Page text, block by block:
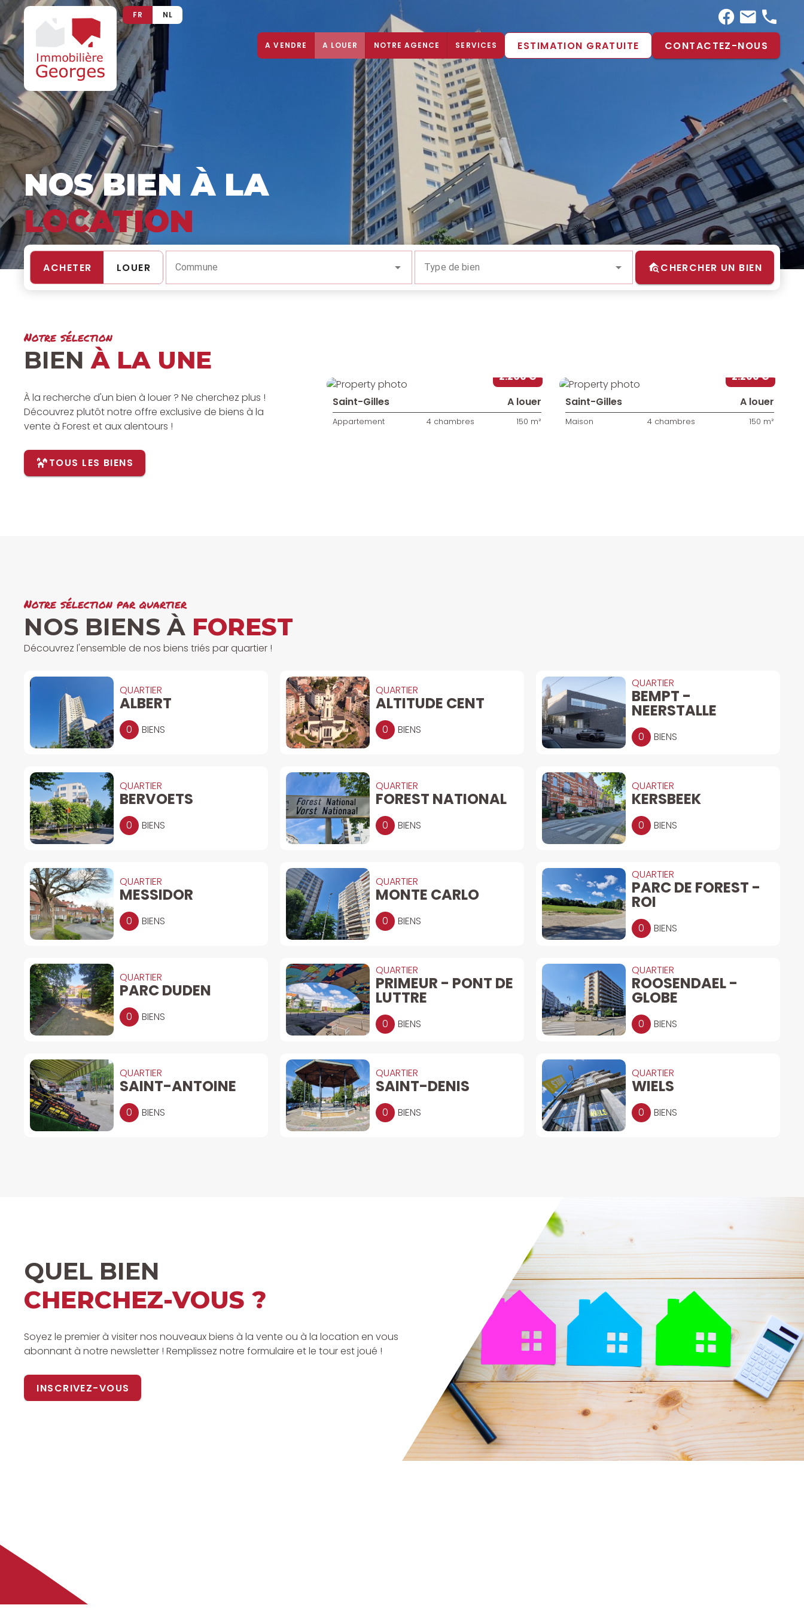
FR NL
A VENDRE A LOUER NOTRE AGENCE SERVICES ESTIMATION GRATUITE CONTACTEZ-NOUS
NOS BIEN À LA
LOCATION
ACHETER LOUER Commune Type de bien CHERCHER UN BIEN
Notre sélection
BIENÀ LA UNE
À la recherche d'un bien à louer ? Ne cherchez plus !
Découvrez plutôt notre offre exclusive de biens à la
vente à Forest et aux alentours !
TOUS LES BIENS
2.200 €
Saint-Gilles
A louer
Appartement 4 chambres 150 m²
2.200 €
Saint-Gilles
A louer
Maison 4 chambres 150 m²
Notre sélection par quartier
NOS BIENS À FOREST
Découvrez l'ensemble de nos biens triés par quartier !
QUARTIER
ALBERT
0 BIENS
QUARTIER
ALTITUDE CENT
0 BIENS
QUARTIER
BEMPT -
NEERSTALLE
0 BIENS
QUARTIER
BERVOETS
0 BIENS
QUARTIER
FOREST NATIONAL
0 BIENS
QUARTIER
KERSBEEK
0 BIENS
QUARTIER
MESSIDOR
0 BIENS
QUARTIER
MONTE CARLO
0 BIENS
QUARTIER
PARC DE FOREST -
ROI
0 BIENS
QUARTIER
PARC DUDEN
0 BIENS
QUARTIER
PRIMEUR - PONT DE
LUTTRE
0 BIENS
QUARTIER
ROOSENDAEL -
GLOBE
0 BIENS
QUARTIER
SAINT-ANTOINE
0 BIENS
QUARTIER
SAINT-DENIS
0 BIENS
QUARTIER
WIELS
0 BIENS
QUEL BIEN
CHERCHEZ-VOUS ?
Soyez le premier à visiter nos nouveaux biens à la vente ou à la location en vous
abonnant à notre newsletter ! Remplissez notre formulaire et le tour est joué !
INSCRIVEZ-VOUS